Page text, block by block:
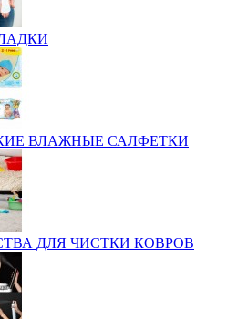
ВЛАЖНЫЕ САЛФЕТКИ
ДЛЯ ЧИСТКИ КОВРОВ